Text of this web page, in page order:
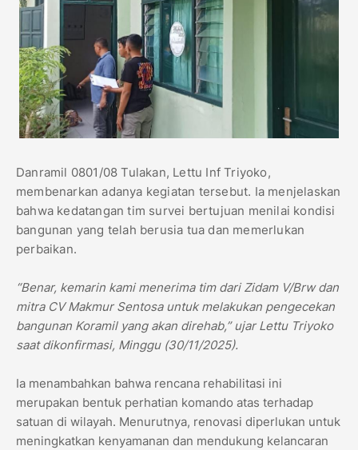
Danramil 0801/08 Tulakan, Lettu Inf Triyoko,
membenarkan adanya kegiatan tersebut. Ia menjelaskan
bahwa kedatangan tim survei bertujuan menilai kondisi
bangunan yang telah berusia tua dan memerlukan
perbaikan.
“Benar, kemarin kami menerima tim dari Zidam V/Brw dan
mitra CV Makmur Sentosa untuk melakukan pengecekan
bangunan Koramil yang akan direhab,” ujar Lettu Triyoko
saat dikonfirmasi, Minggu (30/11/2025).
Ia menambahkan bahwa rencana rehabilitasi ini
merupakan bentuk perhatian komando atas terhadap
satuan di wilayah. Menurutnya, renovasi diperlukan untuk
meningkatkan kenyamanan dan mendukung kelancaran